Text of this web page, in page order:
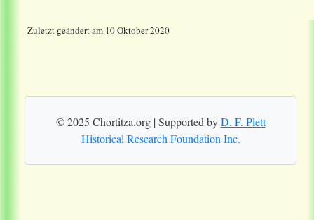
Zuletzt geändert am 10 Oktober 2020
© 2025 Chortitza.org | Supported byD. F. Plett
Historical Research Foundation Inc.